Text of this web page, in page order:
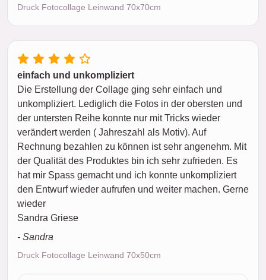
Druck Fotocollage Leinwand 70x70cm
einfach und unkompliziert
Die Erstellung der Collage ging sehr einfach und
unkompliziert. Lediglich die Fotos in der obersten und
der untersten Reihe konnte nur mit Tricks wieder
verändert werden ( Jahreszahl als Motiv). Auf
Rechnung bezahlen zu können ist sehr angenehm. Mit
der Qualität des Produktes bin ich sehr zufrieden. Es
hat mir Spass gemacht und ich konnte unkompliziert
den Entwurf wieder aufrufen und weiter machen. Gerne
wieder
Sandra Griese
- Sandra
Druck Fotocollage Leinwand 70x50cm